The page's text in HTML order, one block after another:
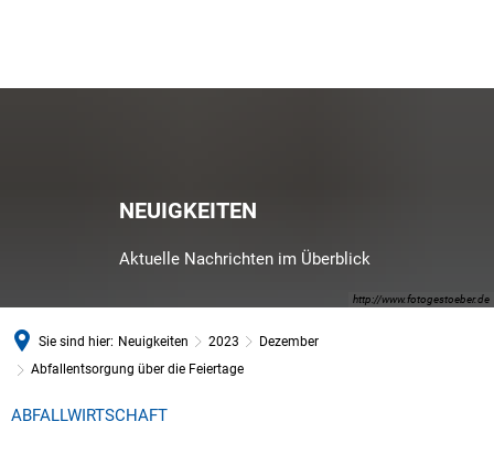
http://www.fotogestoeber.de
NEUIGKEITEN
Aktuelle Nachrichten im Überblick
Sie sind hier: Neuigkeiten 2023
Dezember
Abfallentsorgung über die Feiertage
ABFALLWIRTSCHAFT